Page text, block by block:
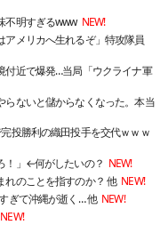
不明すぎるwww NEW!
アメリカへ生れるぞ」特攻隊員
付近で爆発…当局「ウクライナ軍
らないと儲からなくなった。本当
投勝利の織田投手を交代ｗｗｗ
！」←何がしたいの？ NEW!
れのことを指すのか？ 他 NEW!
ぎて沖縄が逝く… 他 NEW!
NEW!